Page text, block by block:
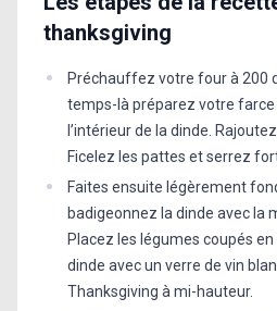
thanksgiving
Préchauffez votre four à 200
temps-là préparez votre
l’intérieur de la dinde.
Ficelez les pattes et serrez
Faites ensuite légèrement
badigeonnez la dinde avec la
Placez les légumes coupés
dinde avec un verre de vin
Thanksgiving à mi-hauteur.